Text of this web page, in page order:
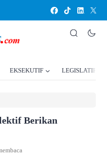
EKSEKUTIF LEGISLATIF
Berikan